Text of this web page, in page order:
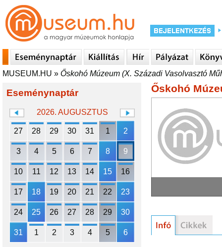
MUSEUM.HU » Őskohó Múzeum (X. Századi Vasolvasztó
Eseménynaptár
2026. AUGUSZTUS
27 28 29 30 31 1 2
3 4 5 6 7 8 9
10 11 12 13 14 15 16
17 18 19 20 21 22 23
24 25 26 27 28 29 30
31 1 2 3 4 5 6
Őskohó